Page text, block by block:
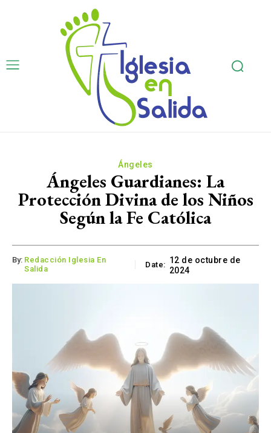
Ángeles
Ángeles Guardianes: La
Protección Divina de los Niños
Según la Fe Católica
By: Redacción Iglesia En
Salida
Date: 12 de octubre de
2024